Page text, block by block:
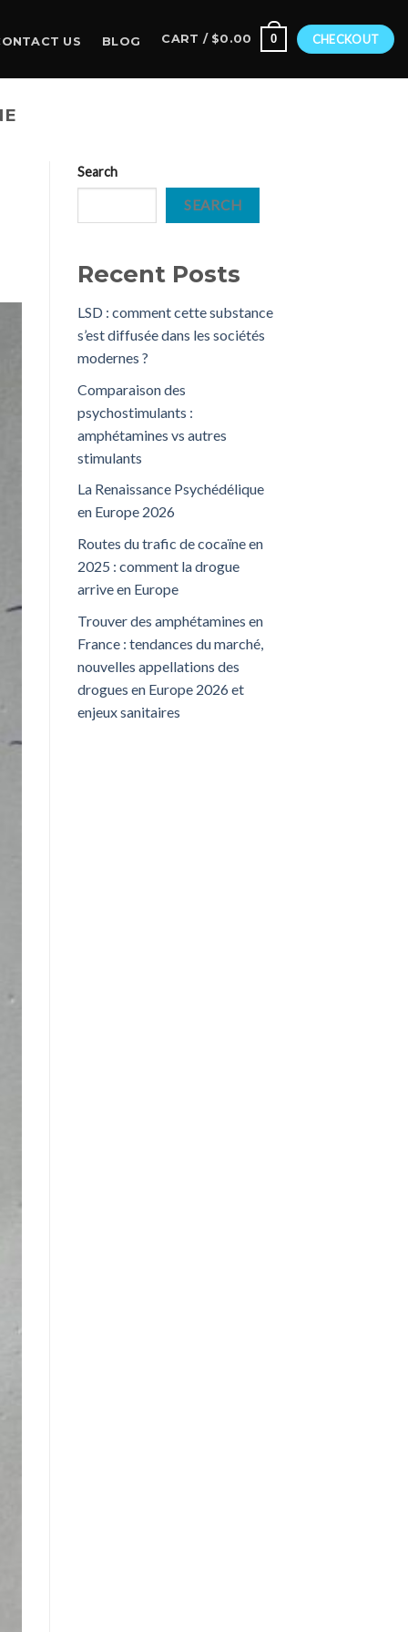
US BLOG CART / $0.00 0 CHECKOUT
Search
SEARCH
Recent Posts
LSD : comment cette substance
s’est diffusée dans les sociétés
modernes ?
Comparaison des
psychostimulants :
amphétamines vs autres
stimulants
La Renaissance Psychédélique
en Europe 2026
Routes du trafic de cocaïne en
2025 : comment la drogue
arrive en Europe
Trouver des amphétamines en
France : tendances du marché,
nouvelles appellations des
drogues en Europe 2026 et
enjeux sanitaires